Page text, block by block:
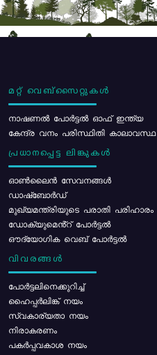
മറ്റ് വെബ്സൈറ്റുകൾ
നാഷണൽ പോർട്ടൽ ഓഫ് ഇന്ത്യ
കേന്ദ്ര വനം പരിസ്ഥിതി
പ്രധാനപ്പെട്ട ലിങ്കുകൾ
ഓൺലൈൻ സേവനങ്ങൾ
ഡാഷ്ബോർഡ്
മുഖ്യമന്ത്രിയുടെ പരാതി പരിഹാരം
ഡോക്യുമെൻ്റ് പോർട്ടൽ
ഔദ്യോഗിക വെബ് പോർട്ടൽ
വിവരങ്ങൾ
പോര്‍ട്ടലിനെക്കുറിച്ച്
ഹൈപ്പർലിങ്ക് നയം
സ്വകാര്യതാ നയം
നിരാകരണം
പകർപ്പവകാശ നയം